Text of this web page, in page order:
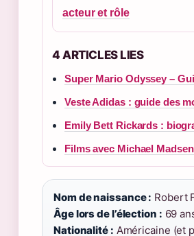
acteur et rôle
4 ARTICLES LIES
Super Mario Odyssey –
Veste Adidas : guide des
Emily Bett Rickards :
Films avec Michael
Nom de naissance : Robert
Âge lors de l’élection : 69
Nationalité : Américaine (et